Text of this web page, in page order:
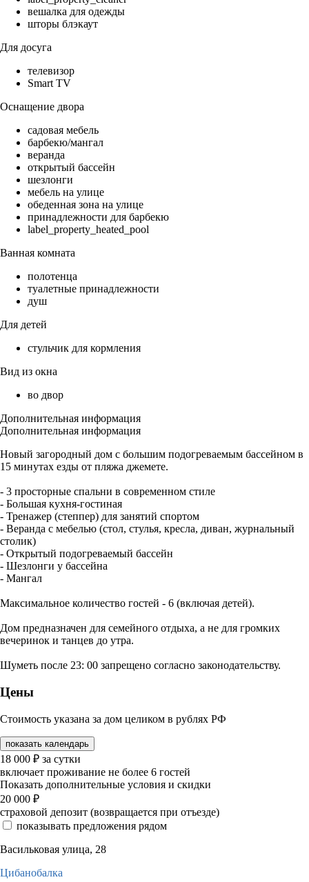
вешалка для одежды
шторы блэкаут
Для досуга
телевизор
Smart TV
Оснащение двора
садовая мебель
барбекю/мангал
веранда
открытый бассейн
шезлонги
мебель на улице
обеденная зона на улице
принадлежности для барбекю
label_property_heated_pool
Ванная комната
полотенца
туалетные принадлежности
душ
Для детей
стульчик для кормления
Вид из окна
во двор
Дополнительная информация
Дополнительная информация
Новый загородный дом с большим подогреваемым бассейном в
15 минутах езды от пляжа джемете.
- 3 просторные спальни в современном стиле
- Большая кухня-гостиная
- Тренажер (степпер) для занятий спортом
- Веранда с мебелью (стол, стулья, кресла, диван, журнальный
столик)
- Открытый подогреваемый бассейн
- Шезлонги у бассейна
- Мангал
Максимальное количество гостей - 6 (включая детей).
Дом предназначен для семейного отдыха, а не для громких
вечеринок и танцев до утра.
Шуметь после 23: 00 запрещено согласно законодательству.
Цены
Стоимость указана за дом целиком в рублях РФ
показать календарь
18 000 ₽ за сутки
включает проживание не более 6 гостей
Показать дополнительные условия и скидки
20 000 ₽
страховой депозит (возвращается при отъезде)
показывать предложения рядом
Васильковая улица, 28
Цибанобалка